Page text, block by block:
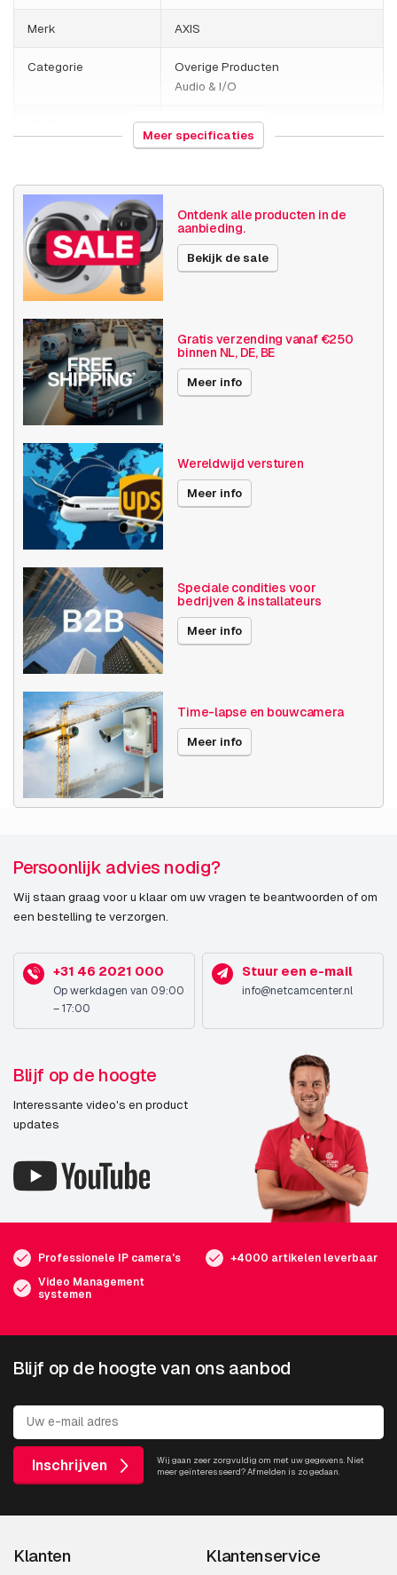
Merk AXIS
Categorie
Overige Producten
Audio & I/O
851821
Gewicht
Grootte (lxbxh) 185 x 200 x 100 millimeters
Audio & I/O Luidspreker
Publicatiedatum
Meer specificaties
Ontdenk alle producten in de
aanbieding.
Bekijk de sale
Gratis verzending vanaf €250
binnen NL, DE, BE
Meer info
Wereldwijd versturen
Meer info
Speciale condities voor
bedrijven & installateurs
Meer info
Time-lapse en bouwcamera
Meer info
Persoonlijk advies nodig?
Wij staan graag voor u klaar om uw vragen te beantwoorden of om
een bestelling te verzorgen.
+31 46 2021 000
Op werkdagen van 09:00
– 17:00
Stuur een e-mail
info@netcamcenter.nl
Blijf op de hoogte
Interessante video's en product
updates
Professionele IP camera's
+4000 artikelen leverbaar
Video Management
systemen
Blijf op de hoogte van ons aanbod
Inschrijven
Wij gaan zeer zorgvuldig om met uw gegevens. Niet
meer geïnteresseerd? Afmelden is zo gedaan.
Klanten Klantenservice